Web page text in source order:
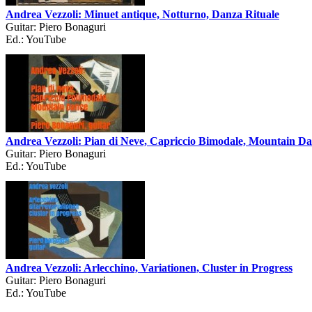
Andrea Vezzoli: Minuet antique, Notturno, Danza Rituale
Guitar: Piero Bonaguri
Ed.: YouTube
Andrea Vezzoli: Pian di Neve, Capriccio Bimodale, Mountain
Guitar: Piero Bonaguri
Ed.: YouTube
Andrea Vezzoli: Arlecchino, Variationen, Cluster in Progress
Guitar: Piero Bonaguri
Ed.: YouTube